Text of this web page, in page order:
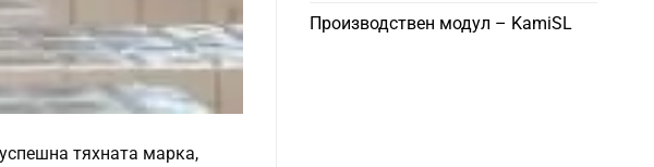
тяхната марка,
Производствен модул – KamiSL